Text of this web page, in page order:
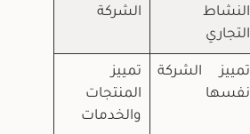
النشاط
التجاري
الشركة
تمييز الشركة
نفسها
تمييز
المنتجات
والخدمات